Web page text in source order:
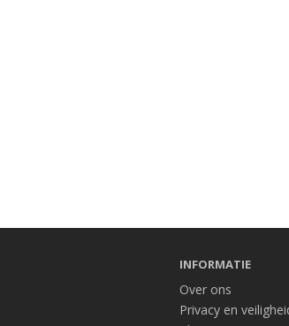
INFORMATIE
Over ons
Privacy en